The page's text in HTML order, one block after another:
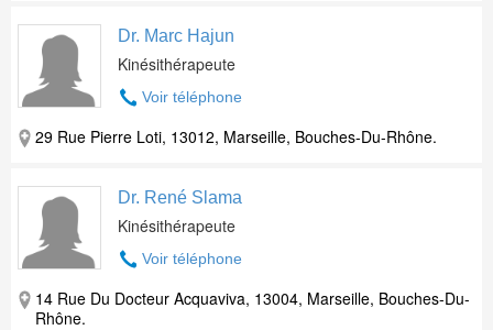
Dr. Marc Hajun
Kinésithérapeute
Voir téléphone
29 Rue Pierre Loti, 13012, Marseille, Bouches-Du-Rhône.
Dr. René Slama
Kinésithérapeute
Voir téléphone
14 Rue Du Docteur Acquaviva, 13004, Marseille, Bouches-Du-
Rhône.